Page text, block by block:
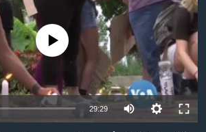
ာ
ာ
ပ်စာ
က်အလက်များ
ဉ်
source currently available
29:29